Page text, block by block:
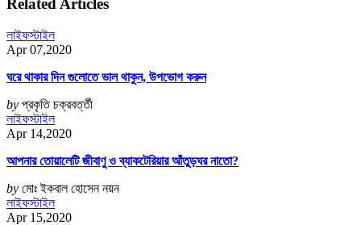
Related Articles
লাইফস্টাইল
Apr 07,2020
ঘরে থাকার দিন গুলোতে ভাল থাকুন, উপভোগ করুন
by প্রকৃতি চক্রবর্ত্তী
লাইফস্টাইল
Apr 14,2020
আপনার তোয়ালেটি জীবাণু ও ব্যাকটেরিয়ার আঁতুড়ঘর নাতো?
by মোঃ ইকবাল হোসেন নয়ন
লাইফস্টাইল
Apr 15,2020